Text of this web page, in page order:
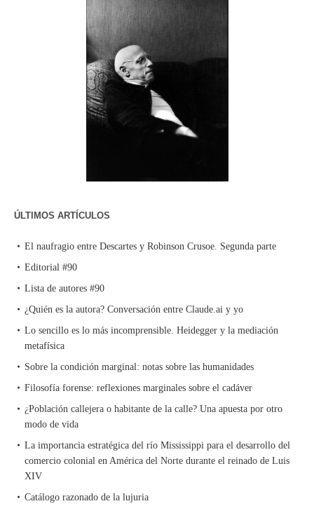
ÚLTIMOS ARTÍCULOS
El naufragio entre Descartes y Robinson Crusoe. Segunda parte
Editorial #90
Lista de autores #90
¿Quién es la autora? Conversación entre Claude.ai y yo
Lo sencillo es lo más incomprensible. Heidegger y la mediación
metafísica
Sobre la condición marginal: notas sobre las humanidades
Filosofía forense: reflexiones marginales sobre el cadáver
¿Población callejera o habitante de la calle? Una apuesta por otro
modo de vida
La importancia estratégica del río Mississippi para el desarrollo del
comercio colonial en América del Norte durante el reinado de Luis
XIV
Catálogo razonado de la lujuria